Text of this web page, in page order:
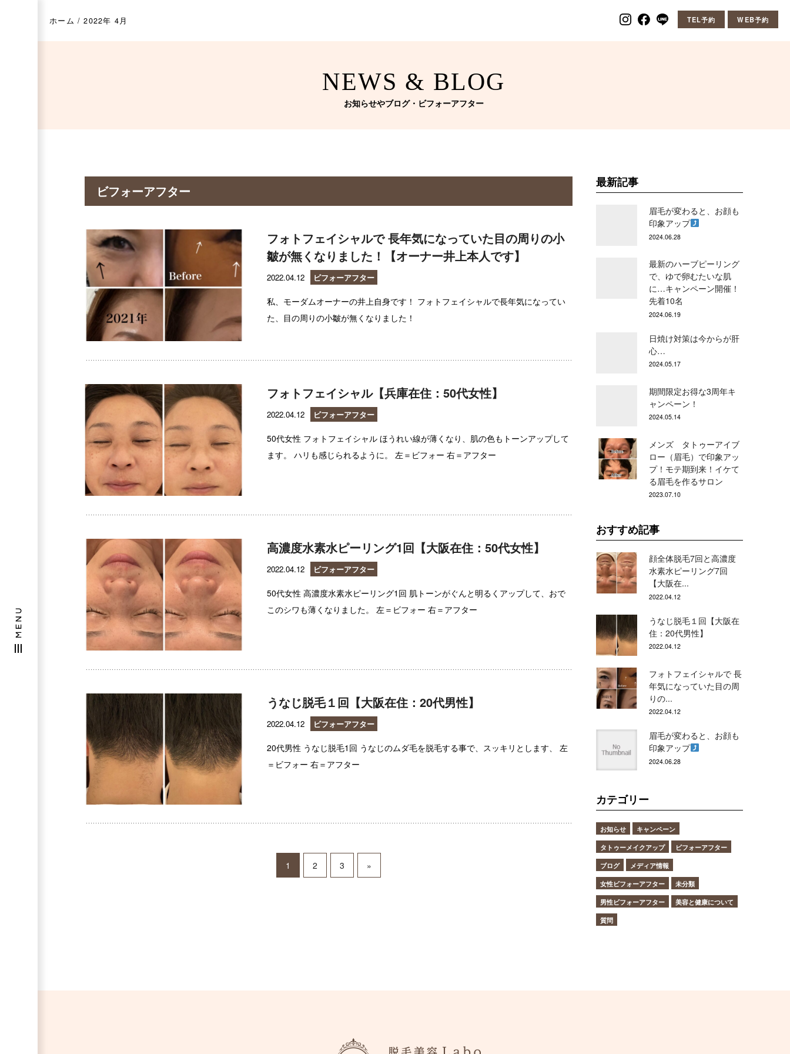
TEL予約 WEB予約
NEWS & BLOG
お知らせやブログ・ビフォーアフター
ホーム / 2022年 4月
ビフォーアフター
フォトフェイシャルで 長年気になっていた目の周りの小
皺が無くなりました！【オーナー井上本人です】
2022.04.12 ビフォーアフター
私、モーダムオーナーの井上自身です！ フォトフェイシャルで長年気になってい
た、目の周りの小皺が無くなりました！
フォトフェイシャル【兵庫在住：50代女性】
2022.04.12 ビフォーアフター
50代女性 フォトフェイシャル ほうれい線が薄くなり、肌の色もトーンアップして
ます。 ハリも感じられるように。 左＝ビフォー 右＝アフター
高濃度水素水ピーリング1回【大阪在住：50代女性】
2022.04.12 ビフォーアフター
50代女性 高濃度水素水ピーリング1回 肌トーンがぐんと明るくアップして、おで
このシワも薄くなりました。 左＝ビフォー 右＝アフター
うなじ脱毛１回【大阪在住：20代男性】
2022.04.12 ビフォーアフター
20代男性 うなじ脱毛1回 うなじのムダ毛を脱毛する事で、スッキリとします、 左
＝ビフォー 右＝アフター
1 2 3 »
最新記事
眉毛が変わると、お顔も
印象アップ
2024.06.28
最新のハーブピーリング
で、ゆで卵むたいな肌
に…キャンペーン開催！
先着10名
2024.06.19
日焼け対策は今からが肝
心…
2024.05.17
期間限定お得な3周年キ
ャンペーン！
2024.05.14
メンズ タトゥーアイブ
ロー（眉毛）で印象アッ
プ！モテ期到来！イケて
る眉毛を作るサロン
2023.07.10
おすすめ記事
顔全体脱毛7回と高濃度
水素水ピーリング7回
【大阪在...
2022.04.12
うなじ脱毛１回【大阪在
住：20代男性】
2022.04.12
フォトフェイシャルで 長
年気になっていた目の周
りの...
2022.04.12
眉毛が変わると、お顔も
印象アップ
2024.06.28
カテゴリー
お知らせ
キャンペーン
タトゥーメイクアップ
ビフォーアフター
ブログ
メディア情報
女性ビフォーアフター
未分類
男性ビフォーアフター
美容と健康について
質問